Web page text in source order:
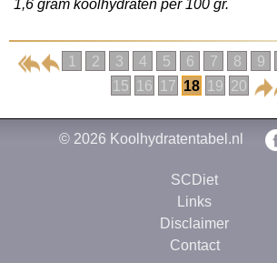
1,6 gram koolhydraten per 100 gr.
1 2 3 4 5 6 7 8 9
15
16 17 18 19 20
© 2026 Koolhydratentabel.nl
SCDiet
Links
Disclaimer
Contact